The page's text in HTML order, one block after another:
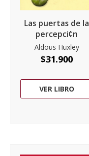
Las puertas de la
percepci¢n
Aldous Huxley
$31.900
VER LIBRO